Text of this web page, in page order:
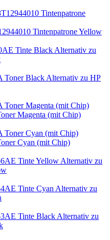
Tintenpatrone Yellow
Alternativ zu
Alternativ zu HP
Magenta (mit Chip)
Cyan (mit Chip)
Alternativ zu
Alternativ zu
Alternativ zu